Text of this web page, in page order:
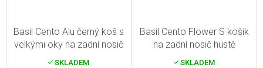
Basil Cento Alu černý koš s
velkými oky na zadní nosič
SKLADEM
Basil Cento Flower S košík
na zadní nosič hustě
pletený
SKLADEM